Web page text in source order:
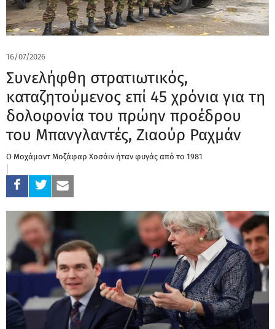
16/07/2026
Συνελήφθη στρατιωτικός,
καταζητούμενος επί 45 χρόνια για τη
δολοφονία του πρώην προέδρου
του Μπανγλαντές, Ζιαούρ Ραχμάν
Ο Μοχάμαντ Μοζάφαρ Χοσάιν ήταν φυγάς από το 1981